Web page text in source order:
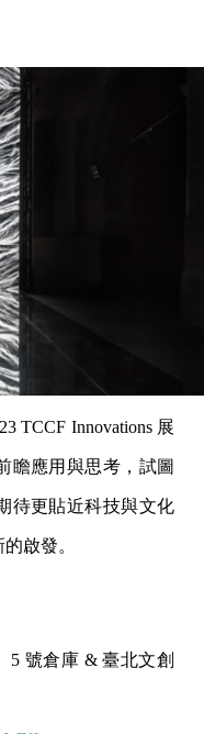
TCCF Innovations 展
瞻應用與思考，試圖
待更貼近科技與文化
啟發。
5 號倉庫 & 臺北文創